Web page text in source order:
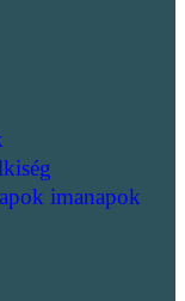
imanapok